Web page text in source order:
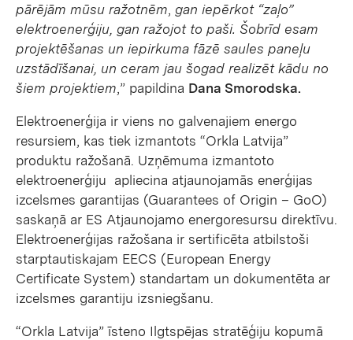
pārējām mūsu ražotnēm gan iepērkot “zaļo”
elektroenerģiju, gan ražojot to paši. Šobrīd esam
projektēšanas un iepirkuma fāzē saules paneļu
uzstādīšanai, un ceram jau šogad realizēt kādu no
šiem projektiem ,” papildina Dana Smorodska.
Elektroenerģija ir viens no galvenajiem energo
resursiem, kas tiek izmantots “Orkla Latvija”
produktu ražošanā. Uzņēmuma izmantoto
elektroenerģiju apliecina atjaunojamās enerģijas
izcelsmes garantijas (Guarantees of Origin – GoO)
saskaņā ar ES Atjaunojamo energoresursu direktīvu.
Elektroenerģijas ražošana ir sertificēta atbilstoši
starptautiskajam EECS (European Energy
Certificate System) standartam un dokumentēta ar
izcelsmes garantiju izsniegšanu.
“Orkla Latvija” īsteno Ilgtspējas stratēģiju kopumā